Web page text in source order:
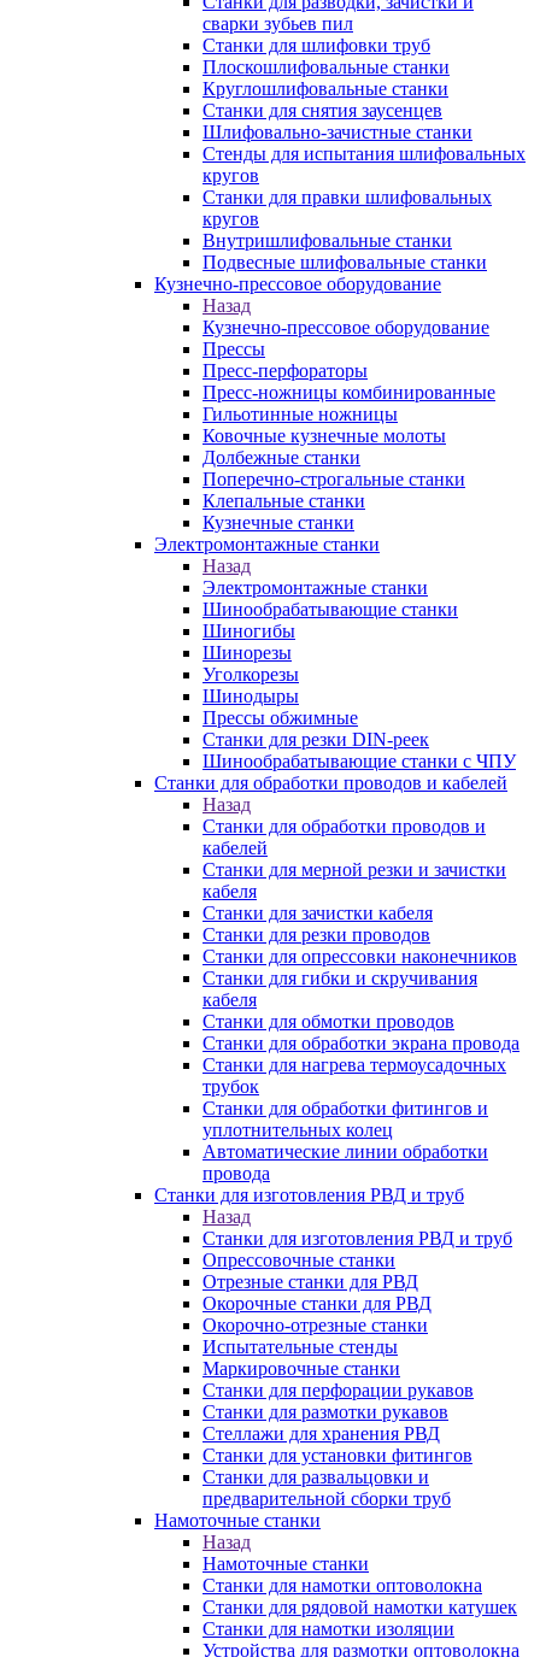
сварки зубьев пил
Станки для шлифовки труб
Плоскошлифовальные станки
Круглошлифовальные станки
Станки для снятия заусенцев
Шлифовально-зачистные станки
Стенды для испытания шлифовальных
кругов
Станки для правки шлифовальных
кругов
Внутришлифовальные станки
Подвесные шлифовальные станки
Кузнечно-прессовое оборудование
Назад
Кузнечно-прессовое оборудование
Прессы
Пресс-перфораторы
Пресс-ножницы комбинированные
Гильотинные ножницы
Ковочные кузнечные молоты
Долбежные станки
Поперечно-строгальные станки
Клепальные станки
Кузнечные станки
Электромонтажные станки
Назад
Электромонтажные станки
Шинообрабатывающие станки
Шиногибы
Шинорезы
Уголкорезы
Шинодыры
Прессы обжимные
Станки для резки DIN-реек
Шинообрабатывающие станки с ЧПУ
Станки для обработки проводов и кабелей
Назад
Станки для обработки проводов и
кабелей
Станки для мерной резки и зачистки
кабеля
Станки для зачистки кабеля
Станки для резки проводов
Станки для опрессовки наконечников
Станки для гибки и скручивания
кабеля
Станки для обмотки проводов
Станки для обработки экрана провода
Станки для нагрева термоусадочных
трубок
Станки для обработки фитингов и
уплотнительных колец
Автоматические линии обработки
провода
Станки для изготовления РВД и труб
Назад
Станки для изготовления РВД и труб
Опрессовочные станки
Отрезные станки для РВД
Окорочные станки для РВД
Окорочно-отрезные станки
Испытательные стенды
Маркировочные станки
Станки для перфорации рукавов
Станки для размотки рукавов
Стеллажи для хранения РВД
Станки для установки фитингов
Станки для развальцовки и
предварительной сборки труб
Намоточные станки
Назад
Намоточные станки
Станки для намотки оптоволокна
Станки для рядовой намотки катушек
Станки для намотки изоляции
Устройства для размотки оптоволокна